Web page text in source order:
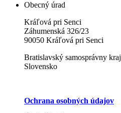
Obecný úrad
Kráľová pri Senci
Záhumenská 326/23
90050 Kráľová pri Senci
Bratislavský samosprávny kraj
Slovensko
Ochrana osobných údajov